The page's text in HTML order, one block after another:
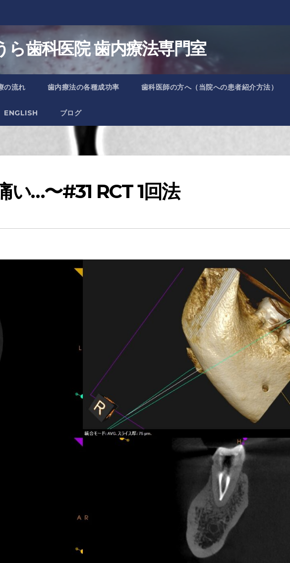
ら歯科医院 歯内療法専門室
の流れ 歯内療法の各種成功率 歯科医師の方へ（当院への患者紹介方法）
ENGLISH ブログ
い…〜#31 RCT 1回法